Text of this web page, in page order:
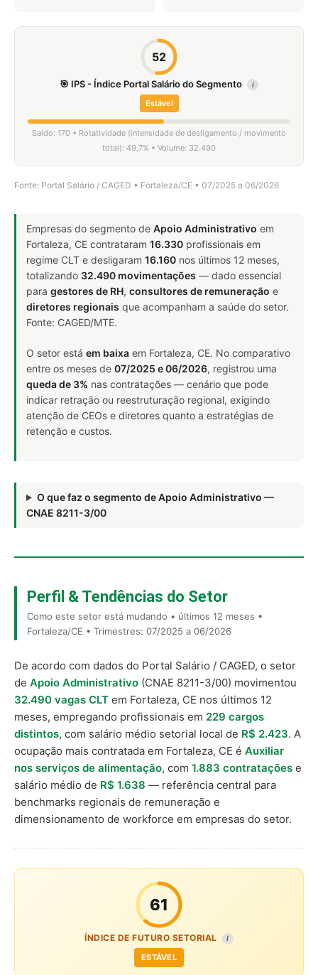
52
🎯 IPS - Índice Portal Salário do Segmento i
Estável
Saldo: 170 • Rotatividade (intensidade de desligamento / movimento
total): 49,7% • Volume: 32.490
Fonte: Portal Salário / CAGED • Fortaleza/CE • 07/2025 a 06/2026
Empresas do segmento de Apoio Administrativo em
Fortaleza, CE contrataram 16.330 profissionais em
regime CLT e desligaram 16.160 nos últimos 12 meses,
totalizando 32.490 movimentações — dado essencial
para gestores de RH, consultores de remuneração e
diretores regionais que acompanham a saúde do setor.
Fonte: CAGED/MTE.
O setor está em baixa em Fortaleza, CE. No comparativo
entre os meses de 07/2025 e 06/2026, registrou uma
queda de 3% nas contratações — cenário que pode
indicar retração ou reestruturação regional, exigindo
atenção de CEOs e diretores quanto a estratégias de
retenção e custos.
O que faz o segmento de Apoio Administrativo —
CNAE 8211-3/00
Perfil & Tendências do Setor
Como este setor está mudando • últimos 12 meses •
Fortaleza/CE • Trimestres: 07/2025 a 06/2026
De acordo com dados do Portal Salário / CAGED, o setor
de Apoio Administrativo (CNAE 8211-3/00) movimentou
32.490 vagas CLT em Fortaleza, CE nos últimos 12
meses, empregando profissionais em 229 cargos
distintos, com salário médio setorial local de R$ 2.423. A
ocupação mais contratada em Fortaleza, CE é Auxiliar
nos serviços de alimentação, com 1.883 contratações e
salário médio de R$ 1.638 — referência central para
benchmarks regionais de remuneração e
dimensionamento de workforce em empresas do setor.
61
ÍNDICE DE FUTURO SETORIAL I
ESTÁVEL